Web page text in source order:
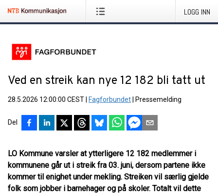
LOGG INN
Ved en streik kan nye 12 182 bli tatt ut
28.5.2026 12:00:00 CEST Fagforbundet Pressemelding
Del
LO Kommune varsler at ytterligere 12 182 medlemmer i
kommunene går ut i streik fra 03. juni, dersom partene ikke
kommer til enighet under mekling. Streiken vil særlig gjelde
folk som jobber i barnehager og på skoler. Totalt vil dette